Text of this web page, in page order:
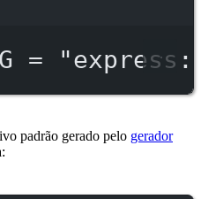
=
padrão gerado pelo gerador